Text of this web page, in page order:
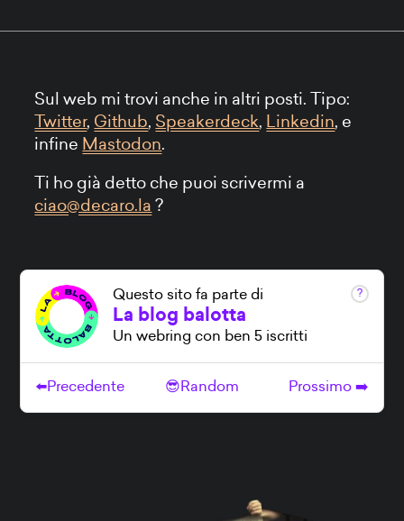
Sul web mi trovi anche in altri posti. Tipo:
Twitter, Github, Speakerdeck, Linkedin, e
infine Mastodon.
Ti ho già detto che puoi scrivermi a
ciao@decaro.la ?